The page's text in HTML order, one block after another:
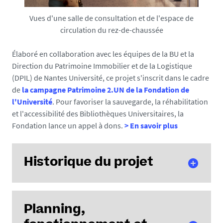
Jean-Louis Kerouanton, vice-président du patrimoine
immobilier de Nantes Université
Nantes Université a engagé
une politique
d'investissement immobilier
ambitieuse afin de
renforcer l'attractivité des
différents campus et
d'améliorer le cadre de
enseignants et personnels.
Début 2023, la future BU
Vues d'une salle de consultation et de l'espace de
circulation du rez-de-chaussée
Élaboré en collaboration avec les équipes de la BU et la
Direction du Patrimoine Immobilier et de la Logistique
(DPIL) de Nantes Université, ce projet s'inscrit dans le cadre
de la campagne Patrimoine 2.UN de la Fondation de
l'Université. Pour favoriser la sauvegarde, la réhabilitation
et l'accessibilité des Bibliothèques Universitaires, la
Fondation lance un appel à dons. > En savoir plus
Historique du projet
Histoire du bâtiment de la
BU Lettres
Planning,